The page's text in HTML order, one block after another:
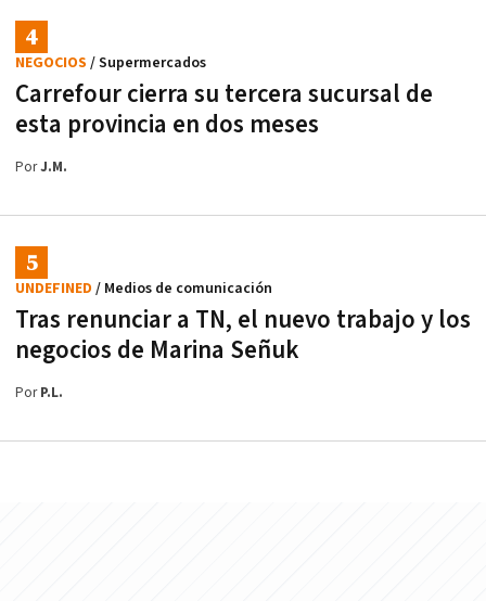
Carrefour cierra su tercera sucursal de
esta provincia en dos meses
NEGOCIOS / Supermercados
PorJ.M.
Tras renunciar a TN, el nuevo trabajo y los
negocios de Marina Señuk
UNDEFINED / Medios de comunicación
PorP.L.